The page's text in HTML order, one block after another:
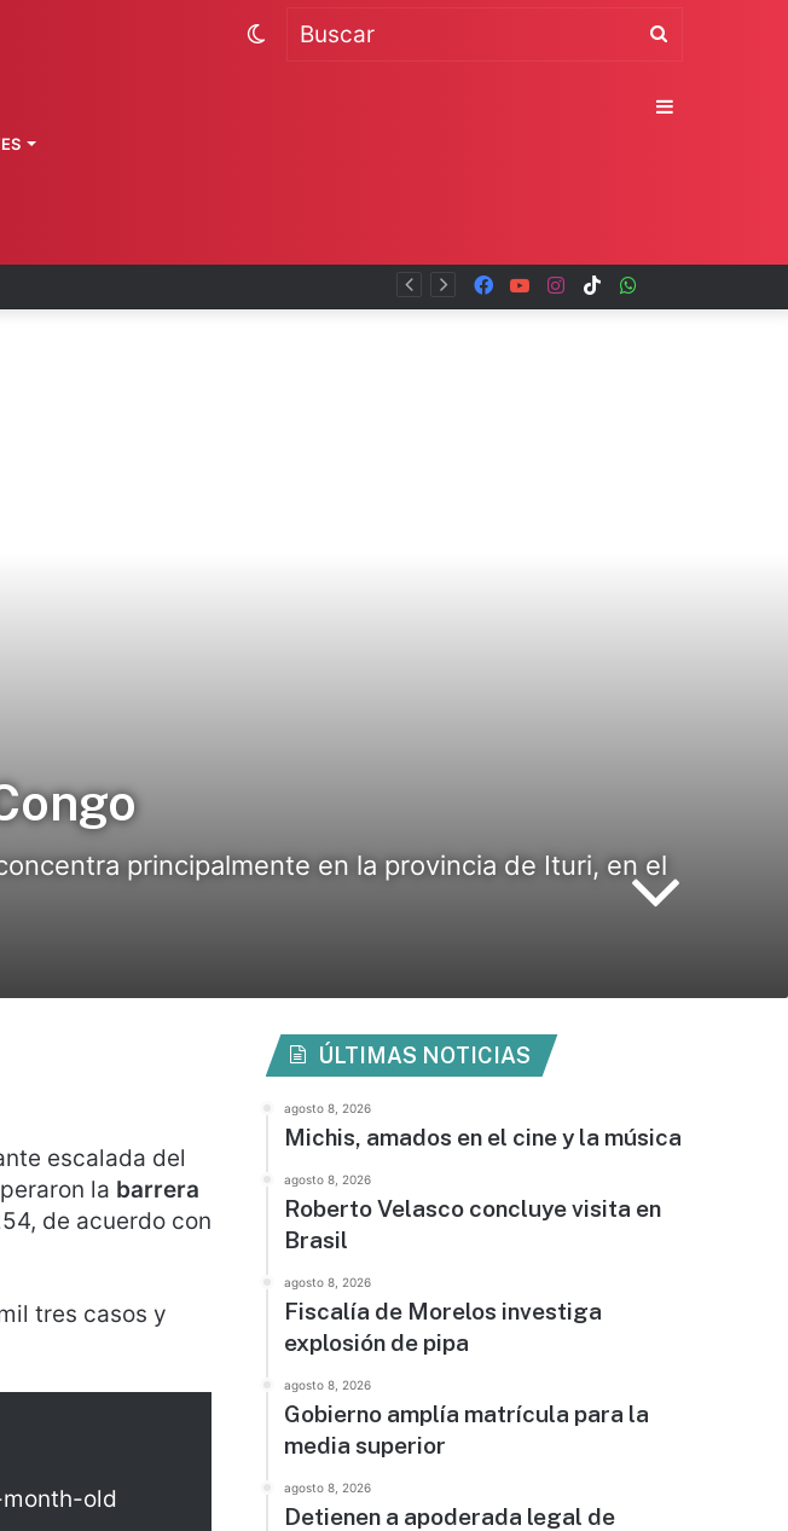
de pipa TikTok
Instagram
YouTube
Facebook
Buscar
Switch
Sidebar
principalmente en la provincia de Ituri, en el
escalada del
la barrera
de acuerdo con
tres casos y
month-old
ÚLTIMAS NOTICIAS
agosto 8, 2026
Michis, amados en el cine y la música
agosto 8, 2026
Roberto Velasco concluye visita en
Brasil
agosto 8, 2026
Fiscalía de Morelos investiga
explosión de pipa
agosto 8, 2026
Gobierno amplía matrícula para la
media superior
agosto 8, 2026
Detienen a apoderada legal de